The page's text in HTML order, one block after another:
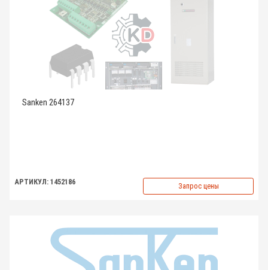
Sanken 264137
АРТИКУЛ: 1452186 Запрос цены